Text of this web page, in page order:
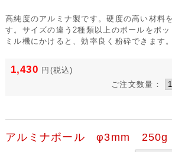
高純度のアルミナ製です。硬度の高い材料
す。サイズの違う2種類以上のボールをポ
ミル機にかけると、効率良く粉砕できます。
1,430 円 (税込)
ご注文数量：
アルミナボール φ3mm 250g